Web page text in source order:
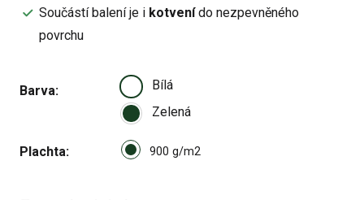
Součástí balení je i kotvenído nezpevněného
povrchu
Barva
Bílá
Zelená
Plachta Select pa_plachta
900 g/m2